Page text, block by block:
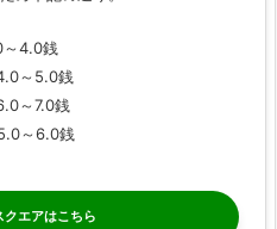
～4.0銭
～5.0銭
～7.0銭
～6.0銭
クエア